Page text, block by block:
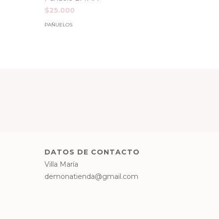
$25.000
PAÑUELOS
DATOS DE CONTACTO
Villa María
demonatienda@gmail.com